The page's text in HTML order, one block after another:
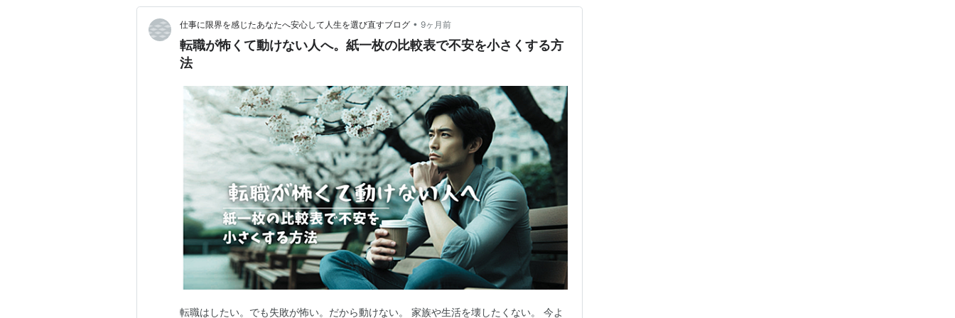
仕事に限界を感じたあなたへ安心して人生を選び直すブログ • 9ヶ月前
転職が怖くて動けない人へ。紙一枚の比較表で不安を小さくする方
法
転職はしたい。でも失敗が怖い。だから動けない。 家族や生活を壊したくない。 今よ